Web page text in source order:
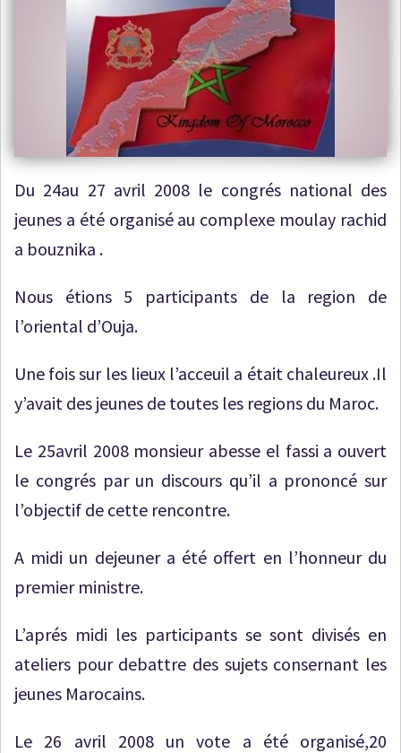
Du 24au 27 avril 2008 le congrés national des
jeunes a été organisé au complexe moulay rachid
a bouznika .
Nous étions 5 participants de la region de
l’oriental d’Ouja.
Une fois sur les lieux l’acceuil a était chaleureux .Il
y’avait des jeunes de toutes les regions du Maroc.
Le 25avril 2008 monsieur abesse el fassi a ouvert
le congrés par un discours qu’il a prononcé sur
l’objectif de cette rencontre.
A midi un dejeuner a été offert en l’honneur du
premier ministre.
L’aprés midi les participants se sont divisés en
ateliers pour debattre des sujets consernant les
jeunes Marocains.
Le 26 avril 2008 un vote a été organisé,20